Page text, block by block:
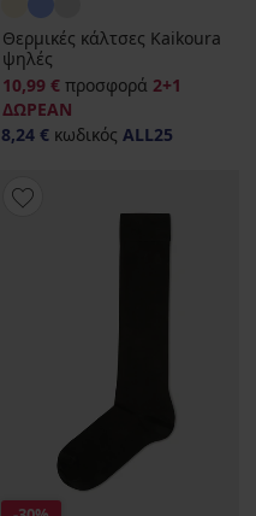
Θερμικές κάλτσες Kaikoura
ψηλές
10,99 € προσφορά 2+1
ΔΩΡΕΑΝ
8,24 € κωδικός ALL25